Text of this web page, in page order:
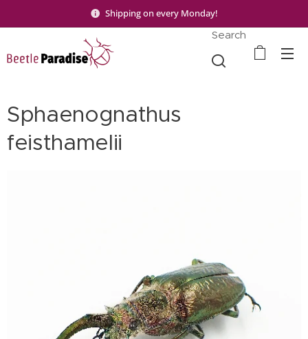
Shipping on every Monday!
Search
Sphaenognathus
feisthamelii